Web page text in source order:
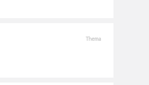
Thema